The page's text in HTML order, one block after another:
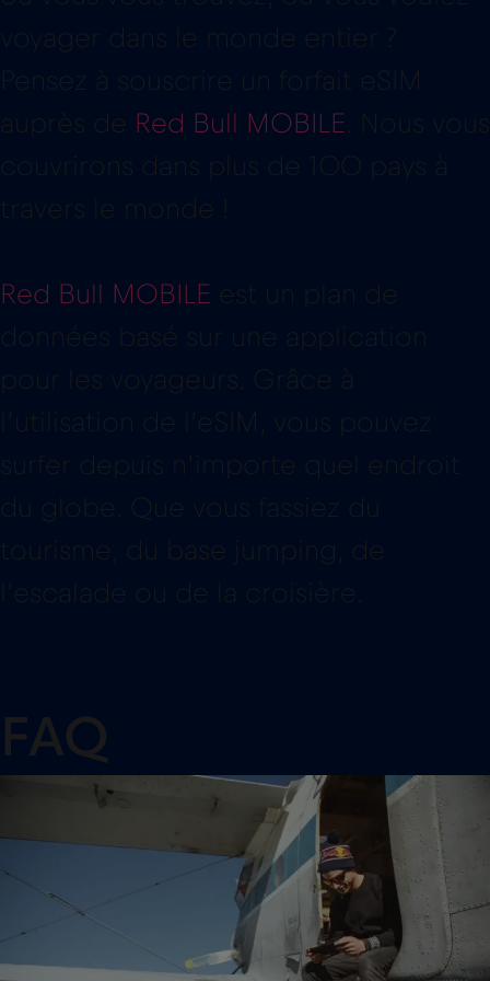
voyager dans le monde entier ?
Pensez à souscrire un forfait eSIM
auprès de
Red Bull MOBILE . Nous vous
couvrirons dans plus de 100 pays à
travers le monde !
Red Bull MOBILE est un plan de
données basé sur une application
pour les voyageurs. Grâce à
l’utilisation de l’eSIM, vous pouvez
surfer depuis n’importe quel endroit
du globe. Que vous fassiez du
tourisme, du base jumping, de
l’escalade ou de la croisière.
FAQ